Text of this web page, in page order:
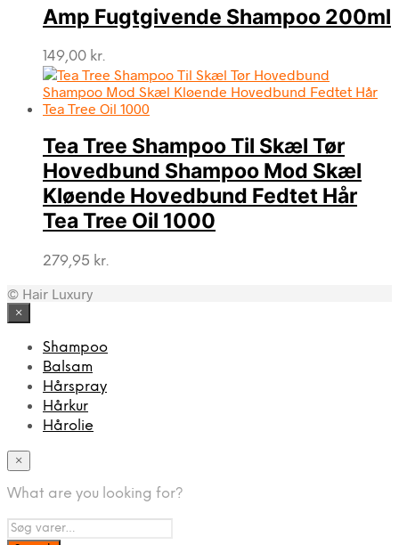
var:
385,00 kr..
er:
288,75 kr..
Amp Fugtgivende Shampoo 200ml
149,00 kr.
Tea Tree Shampoo Til Skæl Tør
Hovedbund Shampoo Mod Skæl
Kløende Hovedbund Fedtet Hår
Tea Tree Oil 1000
279,95 kr.
© Hair Luxury
×
Shampoo
Balsam
Hårspray
Hårkur
Hårolie
×
What are you looking for?